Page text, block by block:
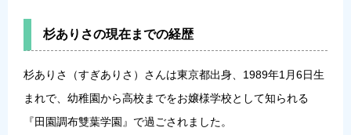
杉ありさの現在までの経歴
杉ありさ（すぎありさ）さんは東京都出身、1989年1月6日生
まれで、幼稚園から高校までをお嬢様学校として知られる
『田園調布雙葉学園』で過ごされました。